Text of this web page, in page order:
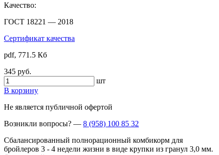
Качество:
ГОСТ 18221 — 2018
Сертификат качества
pdf, 771.5 Кб
345 руб.
шт
В корзину
Не является публичной офертой
Возникли вопросы? — 8 (958) 100 85 32
Сбалансированный полнорационный комбикорм для
бройлеров 3 - 4 недели жизни в виде крупки из гранул 3,0 мм.